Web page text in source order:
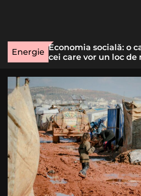
Energie
rară
Economia socială: o
cei care vor un loc de